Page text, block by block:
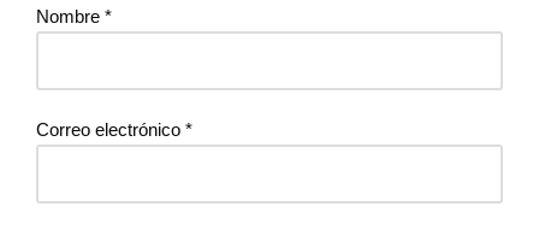
Nombre *
Correo electrónico *